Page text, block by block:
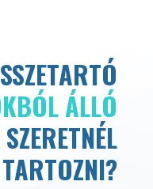
ÁLLÓ
SZERETNÉL
TARTOZNI?